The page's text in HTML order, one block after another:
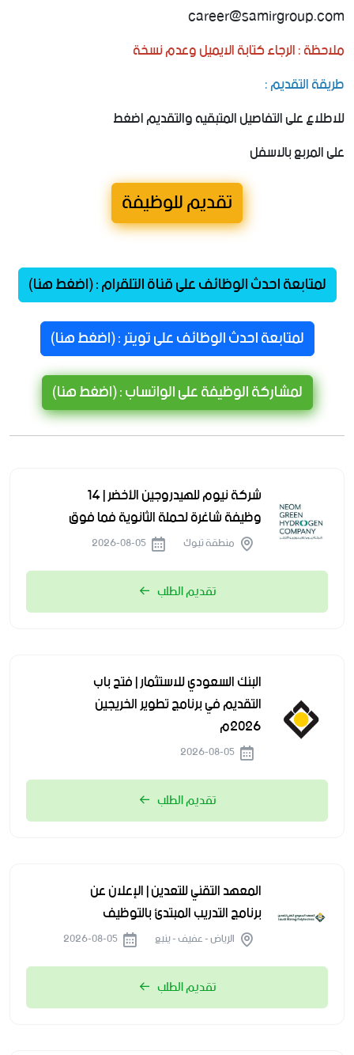
ملاحظة : الرجاء كتابة الايميل وعدم نسخة
طريقة التقديم :
للاطلاع على التفاصيل المتبقيه والتقديم اضغط
على المربع بالاسفل
تقديم للوظيفة
لمتابعة احدث الوظائف على قناة التلقرام : (اضغط هنا)
لمتابعة احدث الوظائف على تويتر : (اضغط هنا)
لمشاركة الوظيفة على الواتساب : (اضغط هنا)
شركة نيوم للهيدروجين الأخضر | 14
وظيفة شاغرة لحملة الثانوية فما فوق
منطقة تبوك
تقديم الطلب
البنك السعودي للاستثمار | فتح باب
التقديم في برنامج تطوير الخريجين
2026م
تقديم الطلب
المعهد التقني للتعدين | الإعلان عن
برنامج التدريب المبتدئ بالتوظيف
الرياض - عفيف - ينبع
تقديم الطلب